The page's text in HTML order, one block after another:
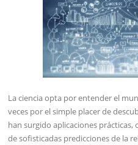
La ciencia opta por entender el
veces por el simple placer de
han surgido aplicaciones prácticas,
de sofisticadas predicciones de la